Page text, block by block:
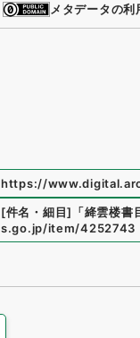
メタデータの
https://
[件名・細目] 「絳雲楼書
s.go.jp/item/4252743